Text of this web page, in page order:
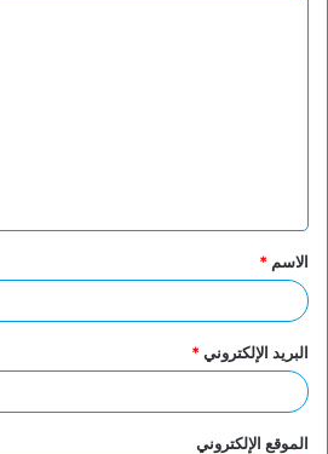
ق
*
الاسم *
البريد الإلكتروني*
الموقع الإلكتروني